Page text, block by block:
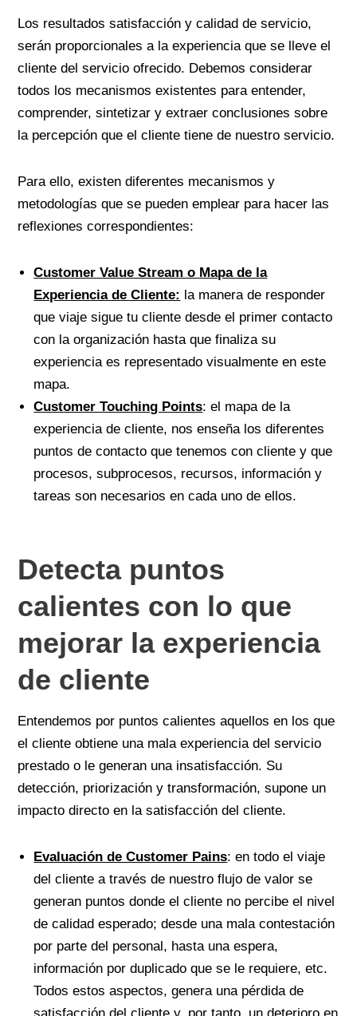
Los resultados satisfacción y calidad de servicio,
serán proporcionales a la experiencia que se lleve el
cliente del servicio ofrecido. Debemos considerar
todos los mecanismos existentes para entender,
comprender, sintetizar y extraer conclusiones sobre
la percepción que el cliente tiene de nuestro servicio.
Para ello, existen diferentes mecanismos y
metodologías que se pueden emplear para hacer las
reflexiones correspondientes:
Customer Value Stream o Mapa de la
Experiencia de Cliente: la manera de responder
que viaje sigue tu cliente desde el primer contacto
con la organización hasta que finaliza su
experiencia es representado visualmente en este
mapa.
Customer Touching Points: el mapa de la
experiencia de cliente, nos enseña los diferentes
puntos de contacto que tenemos con cliente y que
procesos, subprocesos, recursos, información y
tareas son necesarios en cada uno de ellos.
Detecta puntos
calientes con lo que
mejorar la experiencia
de cliente
Entendemos por puntos calientes aquellos en los que
el cliente obtiene una mala experiencia del servicio
prestado o le generan una insatisfacción. Su
detección, priorización y transformación, supone un
impacto directo en la satisfacción del cliente.
Evaluación de Customer Pains: en todo el viaje
del cliente a través de nuestro flujo de valor se
generan puntos donde el cliente no percibe el nivel
de calidad esperado; desde una mala contestación
por parte del personal, hasta una espera,
información por duplicado que se le requiere, etc.
Todos estos aspectos, genera una pérdida de